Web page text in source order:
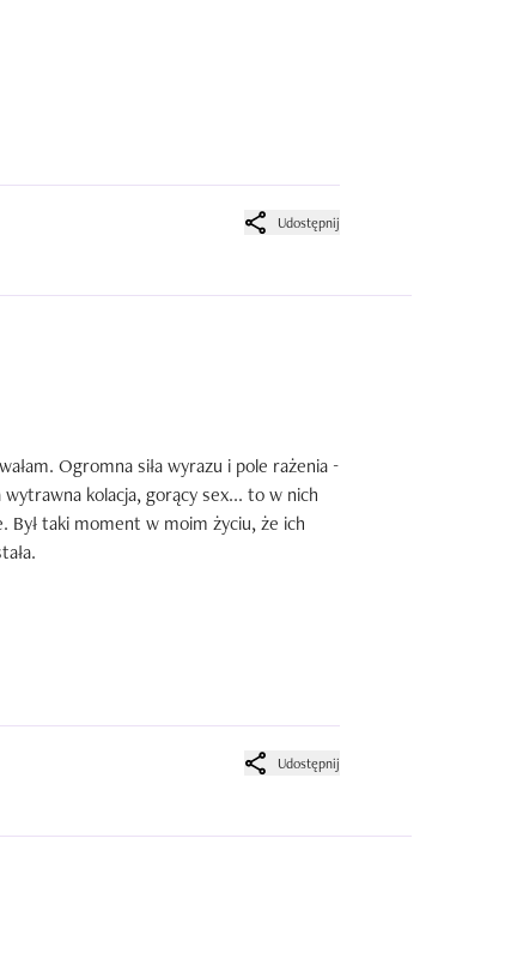
Udostępnij
Ogromna siła wyrazu i pole rażenia -
kolacja, gorący sex... to w nich
Był taki moment w moim życiu, że ich
Udostępnij